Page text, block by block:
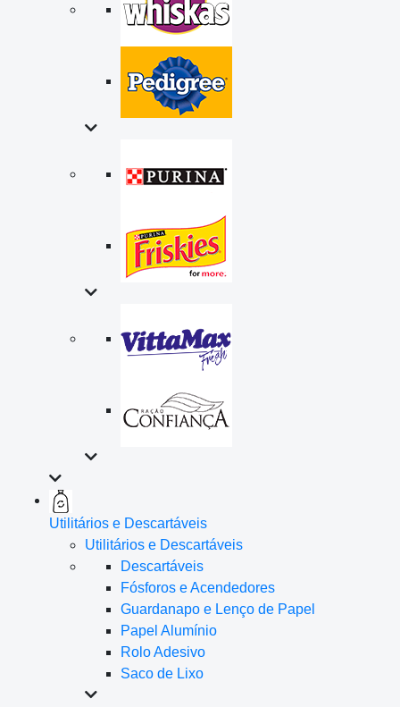
Utilitários e Descartáveis
Utilitários e Descartáveis
Descartáveis
Fósforos e Acendedores
Guardanapo e Lenço de Papel
Papel Alumínio
Rolo Adesivo
Saco de Lixo